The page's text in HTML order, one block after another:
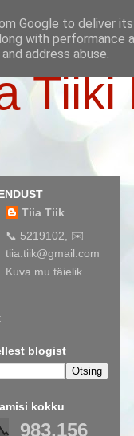
Tiiki
Tiia Tiik
📞 5219102, ✉️
tiia.tiik@gmail.com
Kuva mu täielik
blogist
kokku
983,156
Google to deliver
with
address abuse.